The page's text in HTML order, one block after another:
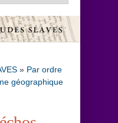
» Par ordre
géographique